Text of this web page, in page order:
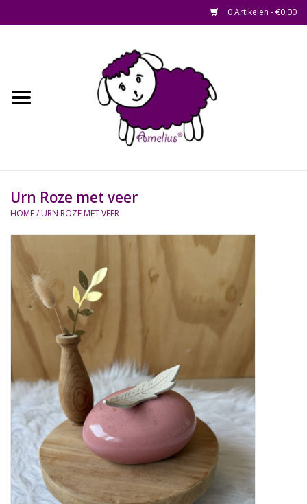
0 Artikelen - €0,00
Afscheid op maat
Waterhyacint
Hout
Watermethode /
Afscheidsbox
Natuurbegraven
Gepersonaliseerd
Vanaf 1 jaar
Over ons
Urn Roze met veer
HOME/ URN ROZE MET VEER